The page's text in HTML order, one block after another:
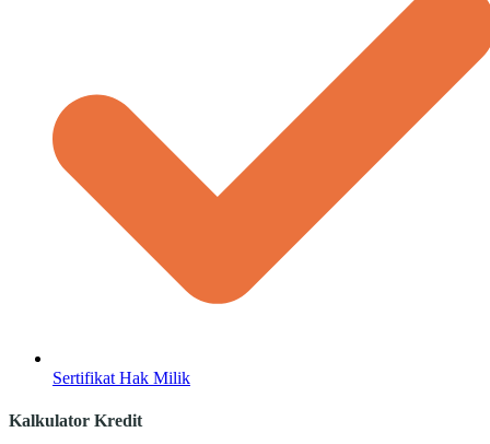
Sertifikat Hak Milik
Kalkulator Kredit